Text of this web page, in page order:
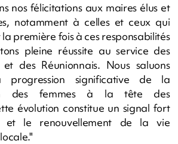
nos félicitations aux maires élus et
notamment à celles et ceux qui
première fois à ces responsabilités
pleine réussite au service des
et des Réunionnais. Nous saluons
progression significative de la
des femmes à la tête des
évolution constitue un signal fort
et le renouvellement de la vie